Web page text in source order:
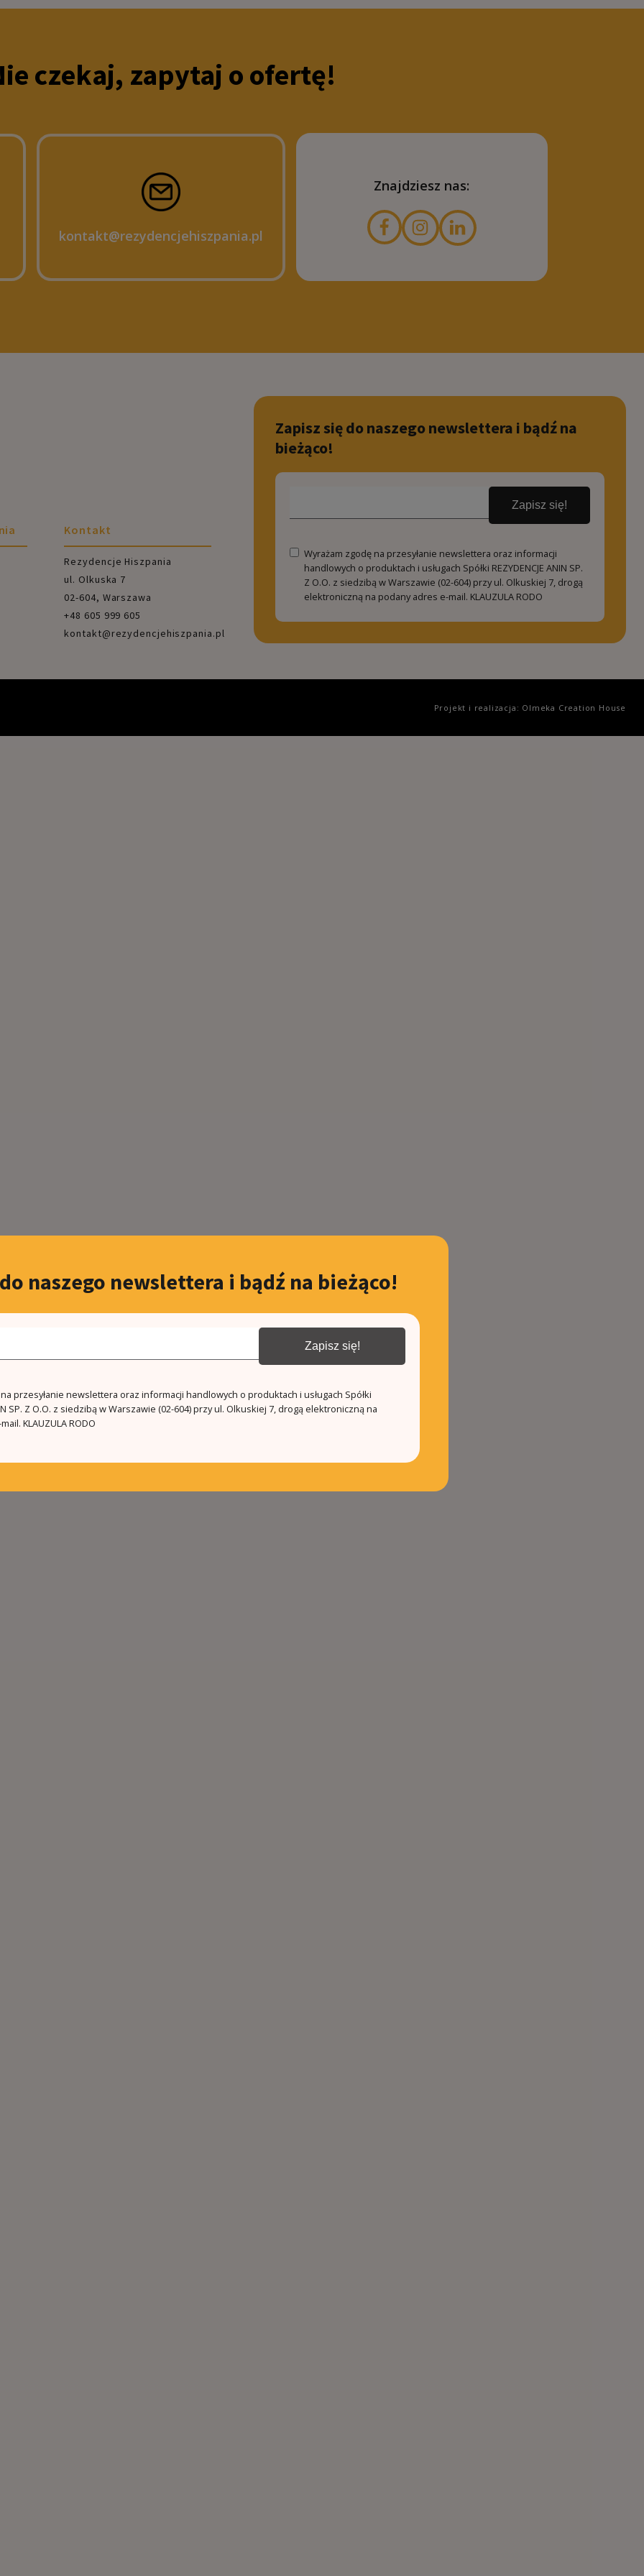
czekaj, zapytaj o ofertę!
kontakt@rezydencjehiszpania.pl
Znajdziesz nas:
Kontakt
Rezydencje Hiszpania
ul. Olkuska 7
02-604, Warszawa
+48 605 999 605
kontakt@rezydencjehiszpania.pl
Zapisz się do naszego newslettera i bądź na
bieżąco!
Zapisz się!
Wyrażam zgodę na przesyłanie newslettera oraz informacji
handlowych o produktach i usługach Spółki REZYDENCJE ANIN SP.
Z O.O. z siedzibą w Warszawie (02-604) przy ul. Olkuskiej 7, drogą
elektroniczną na podany adres e-mail. KLAUZULA RODO
Projekt i realizacja: Olmeka Creation House
naszego newslettera i bądź na bieżąco!
Zapisz się!
przesyłanie newslettera oraz informacji handlowych o produktach i usługach Spółki
SP. Z O.O. z siedzibą w Warszawie (02-604) przy ul. Olkuskiej 7, drogą elektroniczną na
KLAUZULA RODO